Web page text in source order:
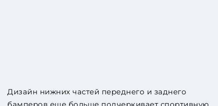
Дизайн нижних частей переднего и заднего